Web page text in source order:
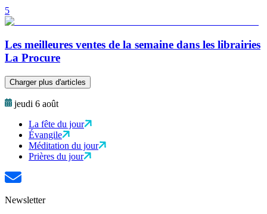
5
Les meilleures ventes de la semaine dans les librairies
La Procure
Charger plus d'articles
jeudi 6 août
La fête du jour
Évangile
Méditation du jour
Prières du jour
Newsletter